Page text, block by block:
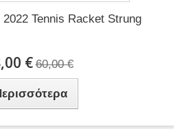
2022 Tennis Racket Strung
€ 60,00 €